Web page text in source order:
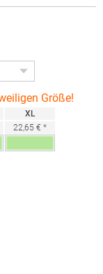
Größe!
XL
22,65 € *